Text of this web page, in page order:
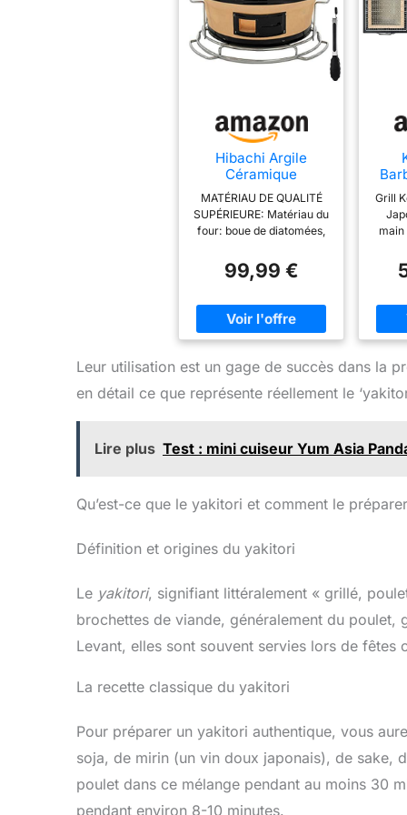
Hibachi Argile
Céramique
Barbecue Au
Charbon, Japonais
Rond Barbecue
Barbecue Au
La Table Poêle À
Yakitori (Pinces
Alimentaires
Gratuites)
MATÉRIAU DE QUALITÉ
SUPÉRIEURE: Matériau du
four: boue de diatomées,
d'argile; Poignée en acier
inoxydable anti-brûlure, le
métal, durable, sûr et
sain. Résistance élevée à
la chaleur, rend les
aliments chauffés
uniformément, faciles à
nettoyer. PORTABLE ET
gênant et limité par le lieu
et l'équipement. Ce gril de
et facile à transporter et à
cuisine intérieure à la
maison, l'extérieur,
nique, les cafés et les
ET ÉCONOMIE
D'ÉNERGIE: La grille de
inoxydable pour gril de
élevées du barbecue de
style japonais peut fournir
une collecte de chaleur à
haute efficacité. Pas de
bidons de carburant, pas
99,99 €
Grill
pour
brûle
de
de
Leur utilisation est un gage de succès dans la
en détail ce que représente réellement le
Lire plus Test : mini cuiseur Yum Asia
Qu’est-ce que le yakitori et comment le
Définition et origines du yakitori
Le yakitori, signifiant littéralement « grillé,
brochettes de viande, généralement du poulet,
Levant, elles sont souvent servies lors de fêtes
La recette classique du yakitori
Pour préparer un yakitori authentique, vous
soja, de mirin (un vin doux japonais), de sake,
poulet dans ce mélange pendant au moins 30
pendant environ 8-10 minutes.